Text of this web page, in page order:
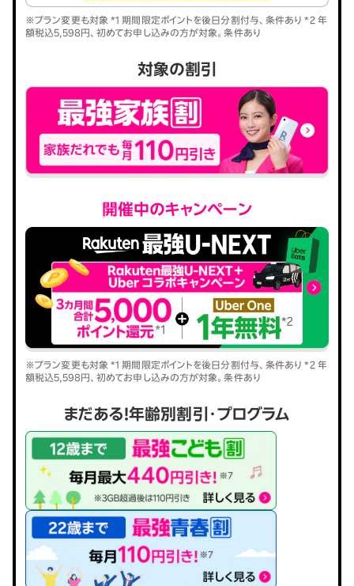
※プラン変更も対象 *1 期間限定ポイントを後日分割付与、条件あり *2 年
額税込5,598円、初めてお申し込みの方が対象。条件あり
対象の割引
開催中のキャンペーン
※プラン変更も対象 *1 期間限定ポイントを後日分割付与、条件あり *2 年
額税込5,598円、初めてお申し込みの方が対象。条件あり
まだある！年齢別割引・プログラム